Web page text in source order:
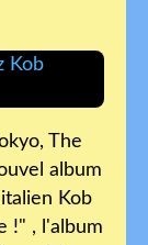
The
album
Kob
!" , l'album